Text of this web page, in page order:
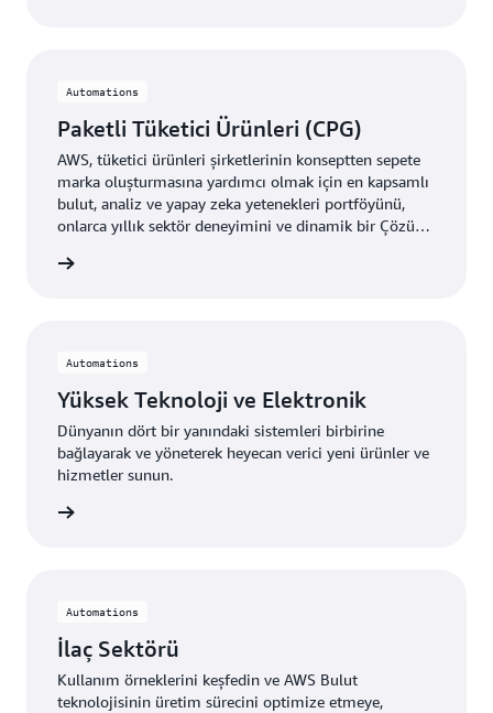
Automations
Paketli Tüketici Ürünleri (CPG)
AWS, tüketici ürünleri şirketlerinin konseptten sepete
marka oluşturmasına yardımcı olmak için en kapsamlı
bulut, analiz ve yapay zeka yetenekleri portföyünü,
onlarca yıllık sektör deneyimini ve dinamik bir Çözüm
Automations
Yüksek Teknoloji ve Elektronik
Dünyanın dört bir yanındaki sistemleri birbirine
bağlayarak ve yöneterek heyecan verici yeni ürünler ve
hizmetler sunun.
Automations
İlaç Sektörü
Kullanım örneklerini keşfedin ve AWS Bulut
teknolojisinin üretim sürecini optimize etmeye,